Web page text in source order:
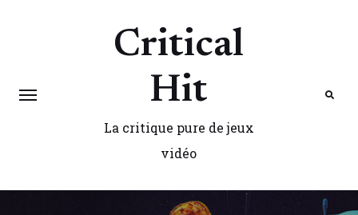
Critical
Hit
La critique pure de jeux
vidéo